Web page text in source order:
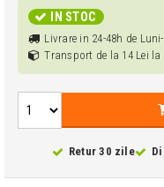
IN STOC
Livrare in 24-48h de
Transport de la 14 Lei
Retur 30 zile